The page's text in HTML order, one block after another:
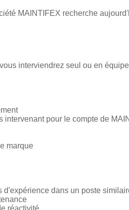
MAINTIFEX recherche
interviendrez seul ou en
intervenant pour le compte de
marque
d'expérience dans un poste
réactivité